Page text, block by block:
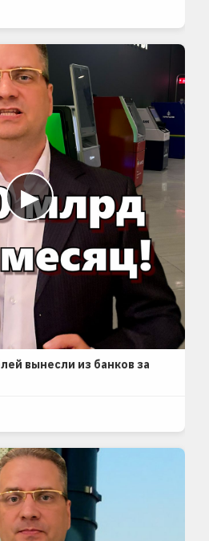
▶
вынесли из банков за